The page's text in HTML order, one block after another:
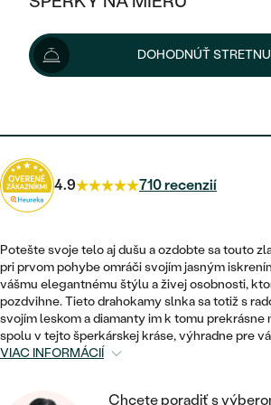
KOMBINOVANÉ ZLATO
PODĽA ŠTÝLU
ETERNITY
VINTAGE
NETRADIČNÉ
POSTRANNÉ DRAHOKAMY
HALO
VINTAGE
SET ZÁSNUBNÉHO PRSTEŇA
NETRADIČNÉ
ZOSTAVTE SI PRSTEŇ
VÝPREDAJ
ŠPERKY ČO POMÁHAJÚ
PODĽA TYPU
NÁUŠNICE
PRSTENE
PRÍVESKY
NÁRAMKY
SETY
PÁNSKE ŠPERKY
PLATINOVÉ
NAPICHOVACIE
KRUHOVÉ
MINIMALISTICKÉ
VISIACE
SOLITÉR
ZLATÉ
STRIEBORNÉ
PODĽA ŠTÝLU
SOLITÉR
NARODENIE DIEŤAŤA
PERSONALIZOVANÉ
SO ZNAMENÍM
MINIMALISTICKÉ
VÝPREDAJ
ZLATÉ
STRIEBORNÉ
PODĽA ŠTÝLU
ETERNITY
MINIMALISTICKÉ
DOHODNÚŤ
3 323 € 3 498 € -6 %
4.9 710 recenzií
Potešte svoje telo aj dušu a ozdobte sa touto
pri prvom pohybe omráči svojím jasným
vášmu elegantnému štýlu a živej osobnosti,
pozdvihne. Tieto drahokamy slnka sa totiž s
svojím leskom a diamanty im k tomu prekrásne
spolu v tejto šperkárskej kráse, výhradne pre
VIAC INFORMÁCIÍ
Chcete poradiť s